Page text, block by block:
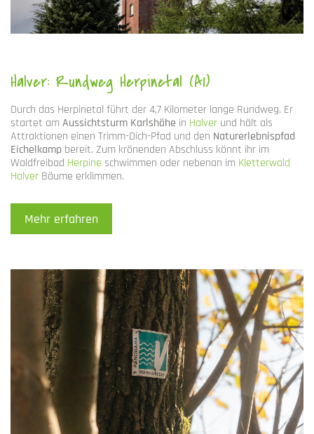
Halver: Rundweg Herpinetal (A1)
Durch das Herpinetal führt der 4,7 Kilometer lange Rundweg. Er
startet amAussichtsturm Karlshöhe in Halver und hält als
Attraktionen einen Trimm-Dich-Pfad und den Naturerlebnispfad
Eichelkamp bereit. Zum krönenden Abschluss könnt ihr im
Waldfreibad Herpine schwimmen oder nebenan im Kletterwald
Halver Bäume erklimmen.
Mehr erfahren